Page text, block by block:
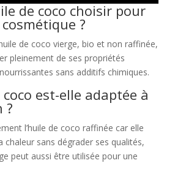
de coco choisir pour
?
de coco vierge, bio et non raffinée,
pleinement de ses propriétés
sans additifs chimiques.
coco est-elle adaptée à
?
l’huile de coco raffinée car elle
chaleur sans dégrader ses qualités,
peut aussi être utilisée pour une